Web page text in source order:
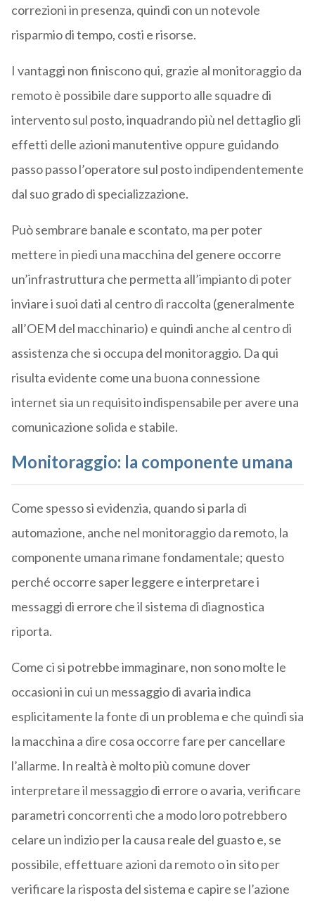
correzioni in presenza, quindi con un notevole
risparmio di tempo, costi e risorse.
I vantaggi non finiscono qui, grazie al monitoraggio da
remoto è possibile dare supporto alle squadre di
intervento sul posto, inquadrando più nel dettaglio gli
effetti delle azioni manutentive oppure guidando
passo passo l’operatore sul posto indipendentemente
dal suo grado di specializzazione.
Può sembrare banale e scontato, ma per poter
mettere in piedi una macchina del genere occorre
un’infrastruttura che permetta all’impianto di poter
inviare i suoi dati al centro di raccolta (generalmente
all’OEM del macchinario) e quindi anche al centro di
assistenza che si occupa del monitoraggio. Da qui
risulta evidente come una buona connessione
internet sia un requisito indispensabile per avere una
comunicazione solida e stabile.
Monitoraggio: la componente umana
Come spesso si evidenzia, quando si parla di
automazione, anche nel monitoraggio da remoto, la
componente umana rimane fondamentale; questo
perché occorre saper leggere e interpretare i
messaggi di errore che il sistema di diagnostica
riporta.
Come ci si potrebbe immaginare, non sono molte le
occasioni in cui un messaggio di avaria indica
esplicitamente la fonte di un problema e che quindi sia
la macchina a dire cosa occorre fare per cancellare
l’allarme. In realtà è molto più comune dover
interpretare il messaggio di errore o avaria, verificare
parametri concorrenti che a modo loro potrebbero
celare un indizio per la causa reale del guasto e, se
possibile, effettuare azioni da remoto o in sito per
verificare la risposta del sistema e capire se l’azione